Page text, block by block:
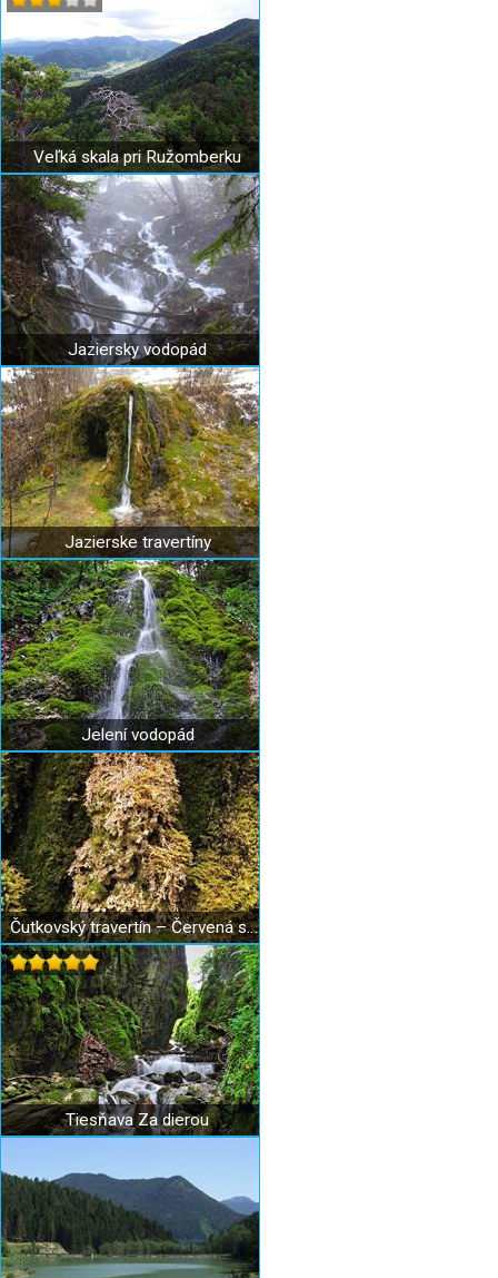
Veľká skala pri Ružomberku
Jaziersky vodopád
Jazierske travertíny
Jelení vodopád
Čutkovský travertín – Červená skala
Tiesňava Za dierou